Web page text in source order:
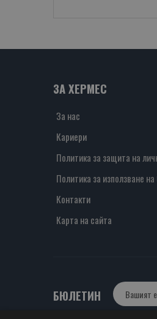
ЗА ХЕРМЕС
За нас
Кариери
Политика за защита на
Политика за използване
Контакти
Карта на сайта
БЮЛЕТИН